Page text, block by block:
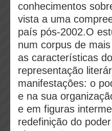
conhecimentos
vista a uma
país pós-2002.O
num corpus de
as características
representação
manifestações: o
e na sua
e em figuras
redefinição do